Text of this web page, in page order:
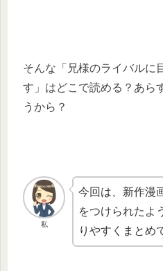
そんな「兄様のライバルに
す」はどこで読める？あら
うから？
私
今回は、新作漫
をつけられたよ
りやすくまとめ